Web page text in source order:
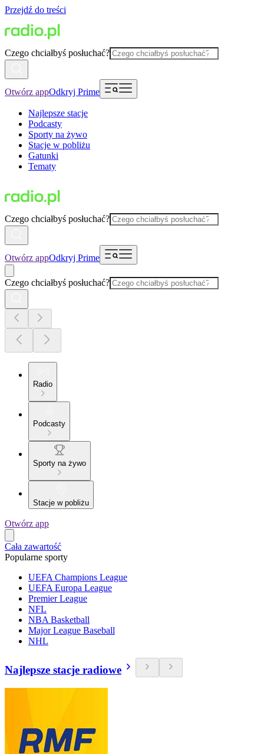
Przejdź do treści
Czego chciałbyś posłuchać?
Otwórz appOdkryj Prime
Najlepsze stacje
Podcasty
Sporty na żywo
Stacje w pobliżu
Gatunki
Tematy
Czego chciałbyś posłuchać?
Otwórz appOdkryj Prime
Czego chciałbyś posłuchać?
Radio
Podcasty
Sporty na żywo
Stacje w pobliżu
Otwórz app
Cała zawartość
Popularne sporty
UEFA Champions League
UEFA Europa League
Premier League
NFL
NBA Basketball
Major League Baseball
NHL
Najlepsze stacje radiowe